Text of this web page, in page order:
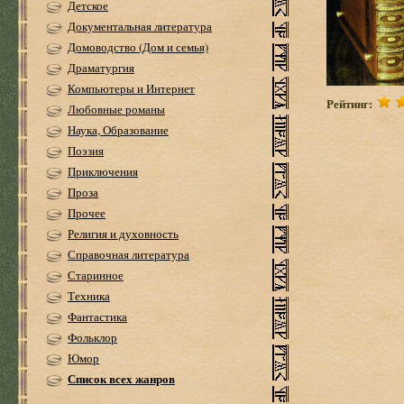
Детское
Документальная литература
Домоводство (Дом и семья)
Драматургия
Компьютеры и Интернет
Любовные романы
Наука, Образование
Поэзия
Приключения
Проза
Прочее
Религия и духовность
Справочная литература
Старинное
Техника
Фантастика
Фольклор
Юмор
Список всех жанров
Рейтинг: